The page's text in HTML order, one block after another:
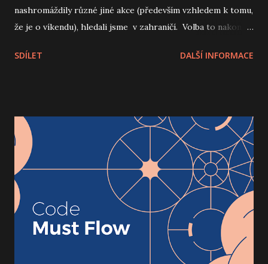
nashromáždily různé jiné akce (především vzhledem k tomu,
že je o víkendu), hledali jsme v zahraničí. Volba to nakonec
homeofficu v Izraeli a místní PyCon mu byl doporučen. A
SDÍLET DALŠÍ INFORMACE